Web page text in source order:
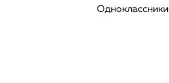
Одноклассники